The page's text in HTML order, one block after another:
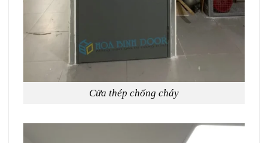
Cửa thép chống cháy